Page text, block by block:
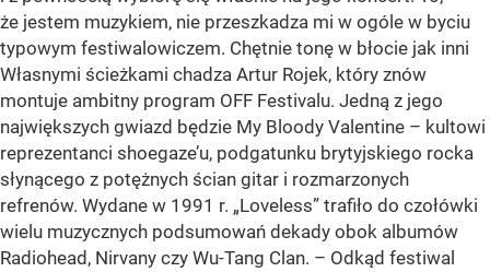
że jestem muzykiem, nie przeszkadza mi w ogóle w byciu
typowym festiwalowiczem. Chętnie tonę w błocie jak inni
Własnymi ścieżkami chadza Artur Rojek, który znów
montuje ambitny program OFF Festivalu. Jedną z jego
największych gwiazd będzie My Bloody Valentine – kultowi
reprezentanci shoegaze’u, podgatunku brytyjskiego rocka
słynącego z potężnych ścian gitar i rozmarzonych
refrenów. Wydane w 1991 r. „Loveless” trafiło do czołówki
wielu muzycznych podsumowań dekady obok albumów
Radiohead, Nirvany czy Wu-Tang Clan. – Odkąd festiwal